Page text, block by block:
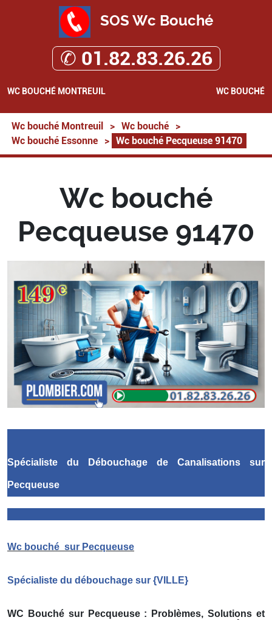
SOS Wc Bouché
✆ 01.82.83.26.26
WC BOUCHÉ MONTREUIL WC BOUCHÉ
Wc bouché Montreuil > Wc bouché
>
Wc bouché Essonne
> Wc bouché Pecqueuse 91470
Wc bouché
Pecqueuse 91470
Spécialiste du Débouchage de Canalisations sur
Pecqueuse
Wc bouché sur Pecqueuse
Spécialiste du débouchage sur {VILLE}
WC Bouché sur Pecqueuse : Problèmes, Solutions et